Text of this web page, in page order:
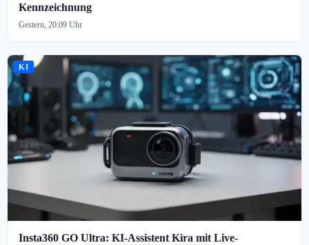
Kennzeichnung
Gestern, 20:09 Uhr
KI
Insta360 GO Ultra: KI-Assistent Kira mit Live-